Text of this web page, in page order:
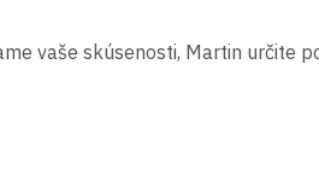
vaše skúsenosti, Martin určite